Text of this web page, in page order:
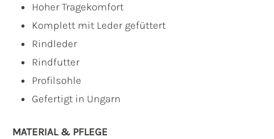
Hoher Tragekomfort
Komplett mit Leder gefüttert
Rindleder
Rindfutter
Profilsohle
Gefertigt in Ungarn
MATERIAL & PFLEGE